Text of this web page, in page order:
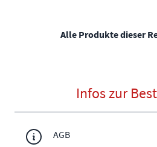
Alle Produkte dieser
Infos zur
AGB